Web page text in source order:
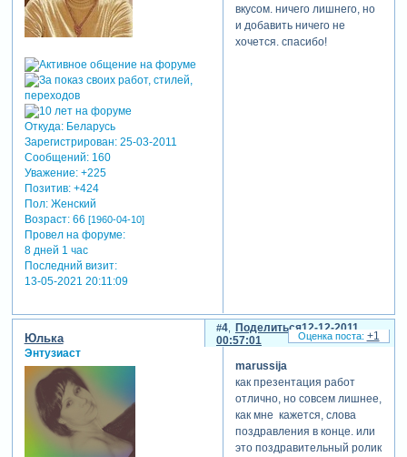
Откуда:Беларусь
Зарегистрирован: 25-03-2011
Сообщений:160
Уважение: +225
Позитив: +424
Пол:Женский
Возраст:66 [1960-04-10]
Провел на форуме:
8 дней 1 час
Последний визит:
13-05-2021 20:11:09
вкусом. ничего лишнего, но
и добавить ничего не
хочется. спасибо!
Поделиться
4
12-12-2011
00:57:01
Юлька
Энтузиаст
marussija
как презентация работ
отлично, но совсем лишнее,
как мне кажется, слова
поздравления в конце. или
это поздравительный ролик
+1